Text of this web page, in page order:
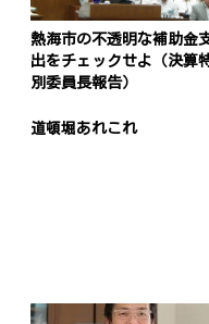
熱海市の不透明な補助金
出をチェックせよ（決算
別委員長報告）
道頓堀あれこれ